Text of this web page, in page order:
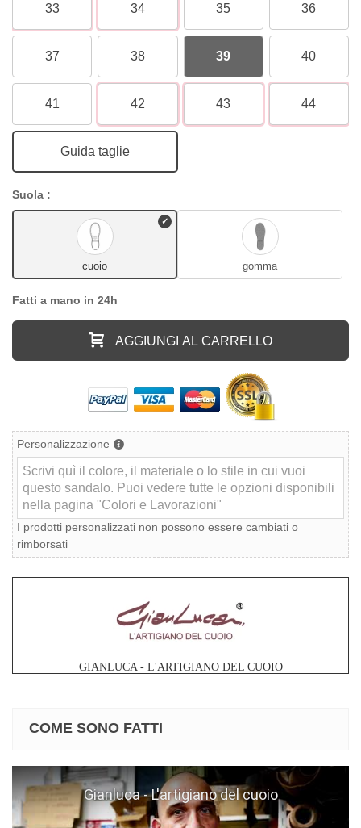
33 34 35 36
37 38 39 40
41 42 43 44
Guida taglie
Suola :
cuoio gomma
Fatti a mano in 24h
AGGIUNGI AL CARRELLO
Personalizzazione
I prodotti personalizzati non possono essere cambiati o
rimborsati
GIANLUCA - L'ARTIGIANO DEL CUOIO
COME SONO FATTI